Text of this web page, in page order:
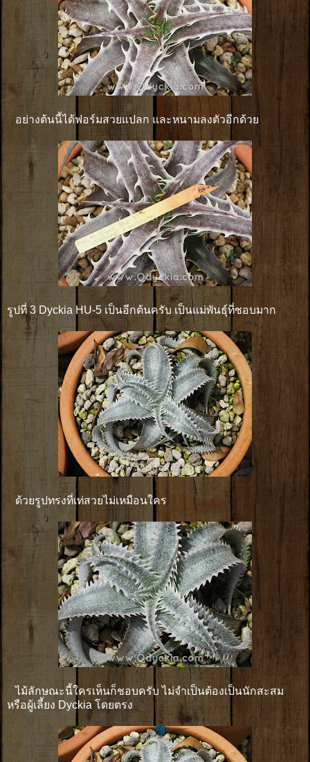
อย่างต้นนี้ได้ฟอร์มสวยแปลก และหนามลงตัวอีกด้วย
รูปที่ 3 Dyckia HU-5 เป็นอีกต้นครับ เป็นแม่พันธุ์ที่ชอบมาก
ด้วยรูปทรงที่เท่สวยไม่เหมือนใคร
ไม้ลักษณะนี้ใครเห็นก็ชอบครับ ไม่จำเป็นต้องเป็นนักสะสม
หรือผู้เลี้ยง Dyckia โดยตรง